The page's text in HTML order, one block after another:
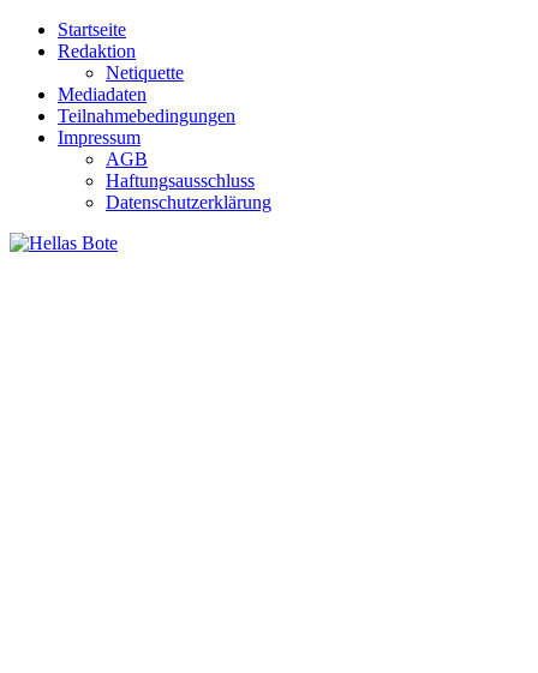
Zum
Inhalt
Startseite
Redaktion
Netiquette
Mediadaten
Teilnahmebedingungen
Impressum
AGB
Haftungsausschluss
Datenschutzerklärung